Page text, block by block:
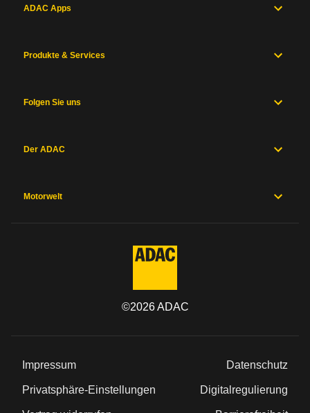
ADAC Apps
Produkte & Services
Folgen Sie uns
Der ADAC
Motorwelt
©2026ADAC
Impressum Datenschutz
Privatsphäre-Einstellungen Digitalregulierung